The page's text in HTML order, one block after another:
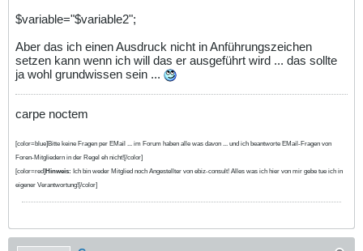
$variable="$variable2";
Aber das ich einen Ausdruck nicht in Anführungszeichen
setzen kann wenn ich will das er ausgeführt wird ... das sollte
ja wohl grundwissen sein ...
carpe noctem
[color=blue]Bitte keine Fragen per EMail ... im Forum haben alle was davon ... und ich beantworte EMail-Fragen von
Foren-Mitgliedern in der Regel eh nicht![/color]
[color=red] Hinweis: Ich bin weder Mitglied noch Angestellter von ebiz-consult! Alles was ich hier von mir gebe tue ich in
eigener Verantwortung![/color]